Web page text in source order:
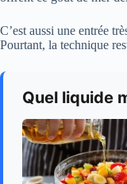
C’est aussi une entrée
Pourtant, la technique
Quel liquide